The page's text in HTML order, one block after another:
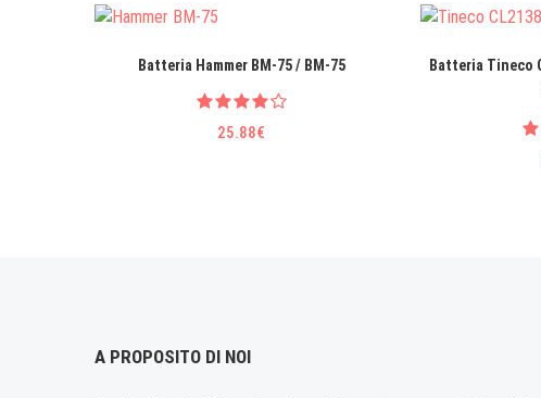
Batteria Hammer BM-75 / BM-75
25.88€
Batteria Tineco
A PROPOSITO DI NOI